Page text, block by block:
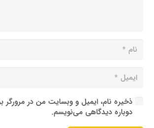
ذخیره نام، ایمیل و وبسایت من در مرورگر
دوباره دیدگاهی می‌نویسم.